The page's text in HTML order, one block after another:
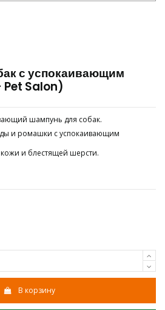
с успокаивающим
Salon)
шампунь для собак.
и ромашки с успокаивающим
и блестящей шерсти.
В корзину